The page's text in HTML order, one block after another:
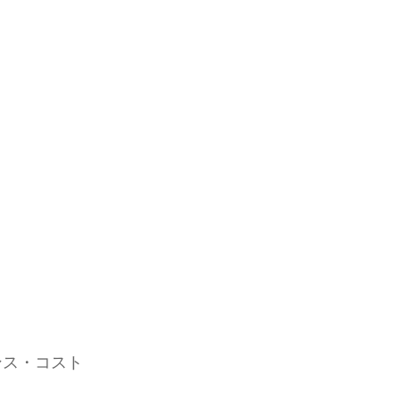
・コスト